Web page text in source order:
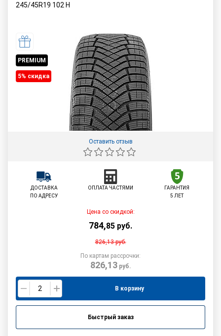
245/45R19 102 H
PREMIUM
5% cкидка
Оставить отзыв
ДОСТАВКА
ПО АДРЕСУ
ОПЛАТА ЧАСТЯМИ
ГАРАНТИЯ
5 ЛЕТ
Цена со скидкой:
784,85 руб.
826,13руб.
По картам рассрочки:
826,13руб.
В корзину
Быстрый заказ